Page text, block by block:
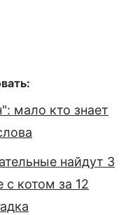
мало кто знает
найдут 3
с котом за 12